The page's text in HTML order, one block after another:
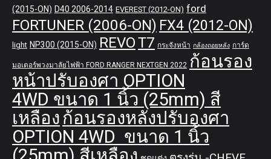
(2015-ON) D40 2006-2014 EVEREST (2012-ON) ford
FORTUNER (2006-ON) FX4 (2012-ON)
light NP300 (2015-ON) REVOT7 กระจังหน้า กล้องถอยหลัง การ์ด
มอเตอร์พวงมาลัยไฟฟ้า FORD RANGER NEXTGEN 2022 ก้อนรอง
หน้าปรับองศา OPTION
4WD ขนาด 1 นิ้ว (25mm) สี
เหลือง ก้อนรองหลังปรับองศา
OPTION 4WD ขนาด 1 นิ้ว